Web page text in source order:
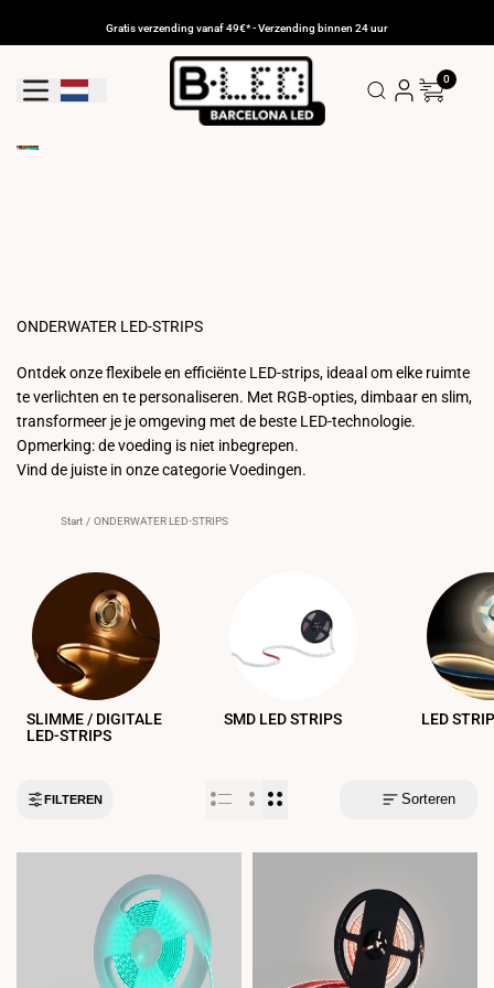
Gratis verzending vanaf 49€* - Verzending binnen 24 uur
Geolocatieknop: Nederland
0
ONDERWATER LED-STRIPS
Ontdek onze flexibele en efficiënte LED-strips, ideaal om elke ruimte
te verlichten en te personaliseren. Met RGB-opties, dimbaar en slim,
transformeer je je omgeving met de beste LED-technologie.
Opmerking: de voeding is niet inbegrepen.
Vind de juiste in onze categorie Voedingen.
Start / ONDERWATER LED-STRIPS
SLIMME / DIGITALE
LED-STRIPS
SMD LED STRIPS LED
FILTEREN Sorteren